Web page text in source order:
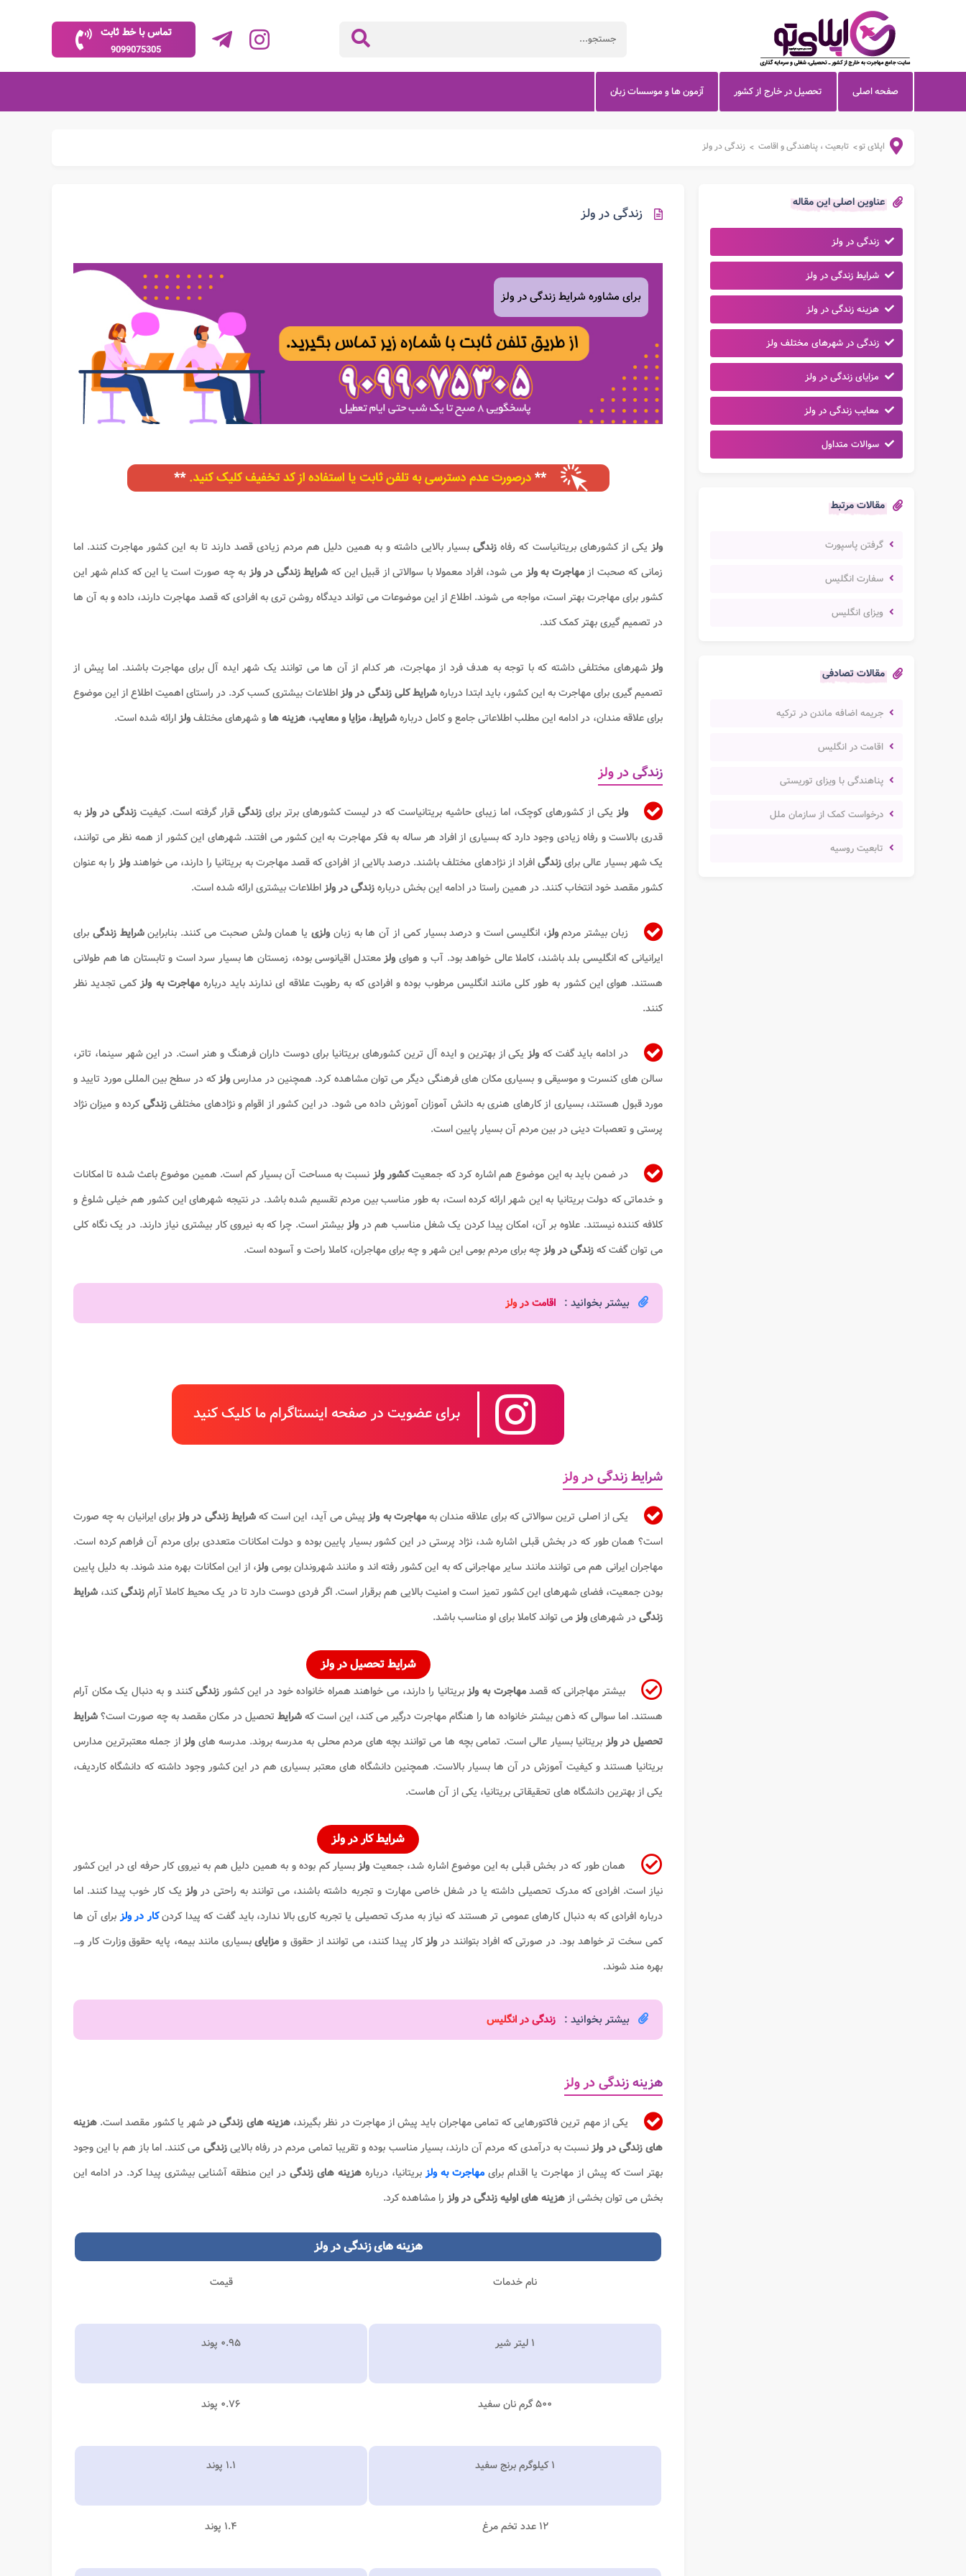
تماس با خط ثابت
9099075305
صفحه اصلی تحصیل در خارج از کشور آزمون ها و موسسات زبان
اپلای تو> تابعیت ، پناهندگی و اقامت > زندگی در ولز
عناوین اصلی این مقاله
زندگی در ولز
شرایط زندگی در ولز
هزینه زندگی در ولز
زندگی در شهرهای مختلف ولز
مزایای زندگی در ولز
معایب زندگی در ولز
سوالات متداول
مقالات مرتبط
گرفتن پاسپورت
سفارت انگلیس
ویزای انگلیس
مقالات تصادفی
جریمه اضافه ماندن در ترکیه
اقامت در انگلیس
پناهندگی با ویزای توریستی
درخواست کمک از سازمان ملل
تابعیت روسیه
زندگی در ولز
برای مشاوره شرایط زندگی در ولز
ولز یکی از کشورهای بریتانیاست که رفاه زندگی بسیار بالایی داشته و به همین دلیل هم مردم زیادی قصد دارند تا به این کشور مهاجرت کنند. اما
زمانی که صحبت ازمهاجرت به ولزمی شود، افراد معمولا با سوالاتی از قبیل این که شرایط زندگی در ولزبه چه صورت است یا این که کدام شهر این
کشور برای مهاجرت بهتر است، مواجه می شوند. اطلاع از این موضوعات می تواند دیدگاه روشن تری به افرادی که قصد مهاجرت دارند، داده و به آن ها
در تصمیم گیری بهتر کمک کند.
ولزشهرهای مختلفی داشته که با توجه به هدف فرد از مهاجرت، هر کدام از آن ها می توانند یک شهر ایده آل برای مهاجرت باشند. اما پیش از
تصمیم گیری برای مهاجرت به این کشور، باید ابتدا دربارهشرایط کلی زندگی در ولزاطلاعات بیشتری کسب کرد. در راستای اهمیت اطلاع از این موضوع
برای علاقه مندان، در ادامه این مطلب اطلاعاتی جامع و کامل دربارهشرایط، مزایا و معایب، هزینه ها و شهرهای مختلفولزارائه شده است.
زندگی در ولز
ولز یکی از کشورهای کوچک، اما زیبای حاشیه بریتانیاست که در لیست کشورهای برتر برای زندگی قرار گرفته است. کیفیت زندگی در ولزبه
قدری بالاست و رفاه زیادی وجود دارد که بسیاری از افراد هر ساله به فکر مهاجرت به این کشور می افتند. شهرهای این کشور از همه نظر می توانند،
یک شهر بسیار عالی برایزندگیافراد از نژادهای مختلف باشند. درصد بالایی از افرادی که قصد مهاجرت به بریتانیا را دارند، می خواهندولز را به عنوان
کشور مقصد خود انتخاب کنند. در همین راستا در ادامه این بخش دربارهزندگی در ولزاطلاعات بیشتری ارائه شده است.
زبان بیشتر مردمولز، انگلیسی است و درصد بسیار کمی از آن ها به زبان ولزی یا همان ولش صحبت می کنند. بنابراینشرایط زندگی برای
ایرانیانی که انگلیسی بلد باشند، کاملا عالی خواهد بود. آب و هوای ولزمعتدل اقیانوسی بوده، زمستان ها بسیار سرد است و تابستان ها هم طولانی
هستند. هوای این کشور به طور کلی مانند انگلیس مرطوب بوده و افرادی که به رطوبت علاقه ای ندارند باید دربارهمهاجرت به ولزکمی تجدید نظر
کنند.
در ادامه باید گفت که ولز یکی از بهترین و ایده آل ترین کشورهای بریتانیا برای دوست داران فرهنگ و هنر است. در این شهر سینما، تاتر،
سالن های کنسرت و موسیقی و بسیاری مکان های فرهنگی دیگر می توان مشاهده کرد. همچنین در مدارسولزکه در سطح بین المللی مورد تایید و
مورد قبول هستند، بسیاری از کارهای هنری به دانش آموزان آموزش داده می شود. در این کشور از اقوام و نژادهای مختلفیزندگیکرده و میزان نژاد
پرستی و تعصبات دینی در بین مردم آن بسیار پایین است.
در ضمن باید به این موضوع هم اشاره کرد که جمعیتکشور ولزنسبت به مساحت آن بسیار کم است. همین موضوع باعث شده تا امکانات
و خدماتی که دولت بریتانیا به این شهر ارائه کرده است، به طور مناسب بین مردم تقسیم شده باشد. در نتیجه شهرهای این کشور هم خیلی شلوغ و
کلافه کننده نیستند. علاوه بر آن، امکان پیدا کردن یک شغل مناسب هم در ولزبیشتر است. چرا که به نیروی کار بیشتری نیاز دارند. در یک نگاه کلی
می توان گفت کهزندگی در ولزچه برای مردم بومی این شهر و چه برای مهاجران، کاملا راحت و آسوده است.
بیشتر بخوانید : اقامت در ولز
برای عضویت در صفحه اینستاگرام ما کلیک کنید
شرایط زندگی در ولز
یکی از اصلی ترین سوالاتی که برای علاقه مندان بهمهاجرت به ولزپیش می آید، این است کهشرایط زندگی در ولزبرای ایرانیان به چه صورت
است؟ همان طور که در بخش قبلی اشاره شد، نژاد پرستی در این کشور بسیار پایین بوده و دولت امکانات متعددی برای مردم آن فراهم کرده است.
مهاجران ایرانی هم می توانند مانند سایر مهاجرانی که به این کشور رفته اند و مانند شهروندان بومی ولز، از این امکانات بهره مند شوند. به دلیل پایین
بودن جمعیت، فضای شهرهای این کشور تمیز است و امنیت بالایی هم برقرار است. اگر فردی دوست دارد تا در یک محیط کاملا آرامزندگیکند، شرایط
زندگیدر شهرهایولزمی تواند کاملا برای او مناسب باشد.
شرایط تحصیل در ولز
بیشتر مهاجرانی که قصدمهاجرت به ولزبریتانیا را دارند، می خواهند همراه خانواده خود در این کشور زندگیکنند و به دنبال یک مکان آرام
هستند. اما سوالی که ذهن بیشتر خانواده ها را هنگام مهاجرت درگیر می کند، این است کهشرایط تحصیل در مکان مقصد به چه صورت است؟شرایط
تحصیل در ولزبریتانیا بسیار عالی است. تمامی بچه ها می توانند بچه های مردم محلی به مدرسه بروند. مدرسه های ولزاز جمله معتبرترین مدارس
بریتانیا هستند و کیفیت آموزش در آن ها بسیار بالاست. همچنین دانشگاه های معتبر بسیاری هم در این کشور وجود داشته که دانشگاه کاردیف،
یکی از بهترین دانشگاه های تحقیقاتی بریتانیا، یکی از آن هاست.
شرایط کار در ولز
همان طور که در بخش قبلی به این موضوع اشاره شد، جمعیت ولزبسیار کم بوده و به همین دلیل هم به نیروی کار حرفه ای در این کشور
نیاز است. افرادی که مدرک تحصیلی داشته یا در شغل خاصی مهارت و تجربه داشته باشند، می توانند به راحتی درولز یک کار خوب پیدا کنند. اما
درباره افرادی که به دنبال کارهای عمومی تر هستند که نیاز به مدرک تحصیلی یا تجربه کاری بالا ندارد، باید گفت که پیدا کردنکار در ولزبرای آن ها
کمی سخت تر خواهد بود. در صورتی که افراد بتوانند در ولزکار پیدا کنند، می توانند از حقوق و مزایایبسیاری مانند بیمه، پایه حقوق وزارت کار و…
بهره مند شوند.
بیشتر بخوانید : زندگی در انگلیس
هزینه زندگی در ولز
یکی از مهم ترین فاکتورهایی که تمامی مهاجران باید پیش از مهاجرت در نظر بگیرند،هزینه های زندگی درشهر یا کشور مقصد است. هزینه
های زندگی در ولزنسبت به درآمدی که مردم آن دارند، بسیار مناسب بوده و تقریبا تمامی مردم در رفاه بالاییزندگی می کنند. اما باز هم با این وجود
بهتر است که پیش از مهاجرت یا اقدام برایمهاجرت به ولزبریتانیا، درباره هزینه های زندگی در این منطقه آشنایی بیشتری پیدا کرد. در ادامه این
بخش می توان بخشی ازهزینه های اولیه زندگی در ولزرا مشاهده کرد.
هزینه های زندگی در ولز
نام خدمات قیمت
۱ لیتر شیر ۰.۹۵ پوند
۵۰۰ گرم نان سفید ۰.۷۶ پوند
۱ کیلوگرم برنج سفید ۱.۱ پوند
۱۲ عدد تخم مرغ ۱.۴ پوند